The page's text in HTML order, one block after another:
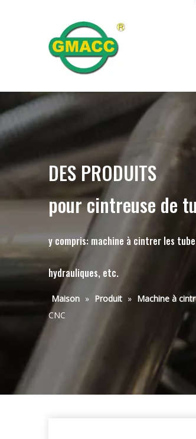
DES PRODUITS
pour cintreuse de
y compris: machine à cintrer les
hydrauliques, etc.
Maison » Produit » Machine à
CNC